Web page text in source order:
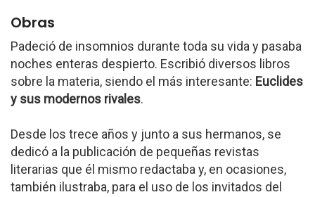
Obras
Padeció de insomnios durante toda su vida y pasaba
noches enteras despierto. Escribió diversos libros
sobre la materia, siendo el más interesante: Euclides
y sus modernos rivales.
Desde los trece años y junto a sus hermanos, se
dedicó a la publicación de pequeñas revistas
literarias que él mismo redactaba y, en ocasiones,
también ilustraba, para el uso de los invitados del